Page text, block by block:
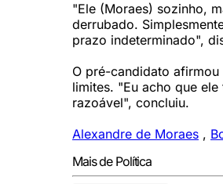
"Ele (Moraes) sozinho,
derrubado.
prazo indeterminado",
O pré-candidato
limites. "Eu acho que
razoável", concluiu.
Alexandre de Moraes ,
Mais de Política